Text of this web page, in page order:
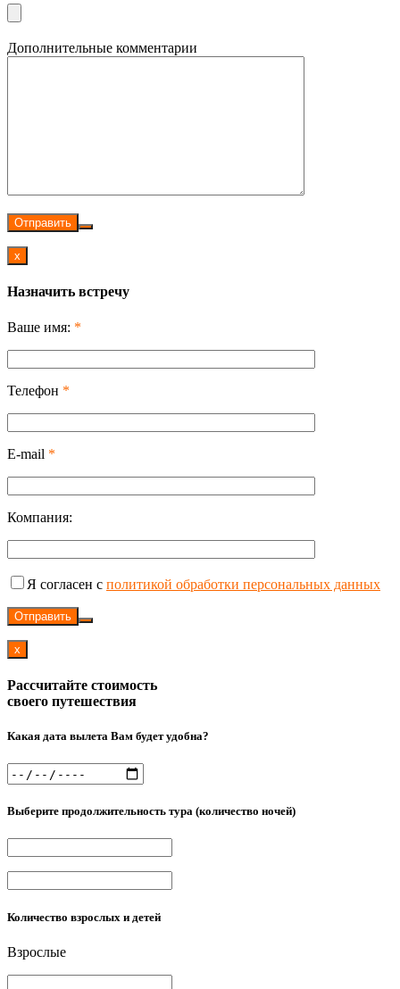
Дополнительные комментарии
Отправить
x
Назначить встречу
Ваше имя: *
Телефон *
E-mail *
Компания:
Я согласен с политикой обработки персональных данных
Отправить
x
Рассчитайте стоимость
своего путешествия
Какая дата вылета Вам будет удобна?
Выберите продолжительность тура (количество ночей)
Количество взрослых и детей
Взрослые